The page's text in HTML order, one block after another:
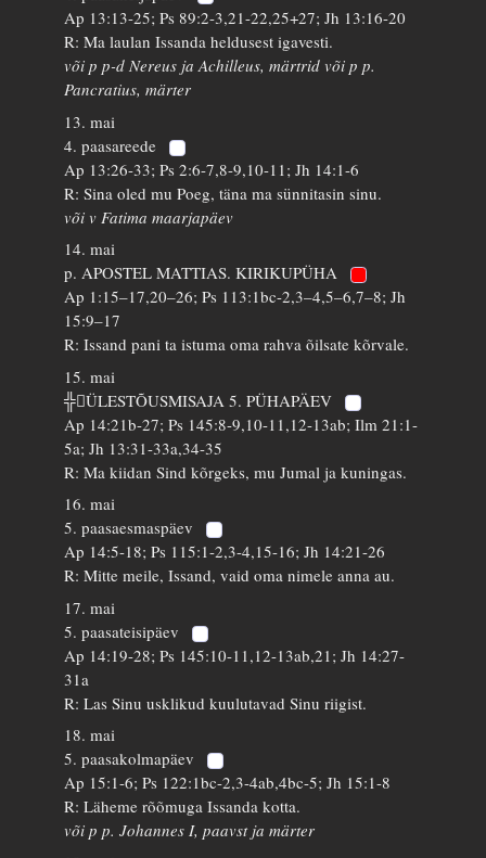
Ap 13:13-25; Ps 89:2-3,21-22,25+27; Jh 13:16-20
R: Ma laulan Issanda heldusest igavesti.
või p p-d Nereus ja Achilleus, märtrid või p p.
Pancratius, märter
13. mai
4. paasareede
Ap 13:26-33; Ps 2:6-7,8-9,10-11; Jh 14:1-6
R: Sina oled mu Poeg, täna ma sünnitasin sinu.
või v Fatima maarjapäev
14. mai
p. APOSTEL MATTIAS. KIRIKUPÜHA
Ap 1:15–17,20–26; Ps 113:1bc-2,3–4,5–6,7–8; Jh
15:9–17
R: Issand pani ta istuma oma rahva õilsate kõrvale.
15. mai
╬ÜLESTÕUSMISAJA 5. PÜHAPÄEV
Ap 14:21b-27; Ps 145:8-9,10-11,12-13ab; Ilm 21:1-
5a; Jh 13:31-33a,34-35
R: Ma kiidan Sind kõrgeks, mu Jumal ja kuningas.
16. mai
5. paasaesmaspäev
Ap 14:5-18; Ps 115:1-2,3-4,15-16; Jh 14:21-26
R: Mitte meile, Issand, vaid oma nimele anna au.
17. mai
5. paasateisipäev
Ap 14:19-28; Ps 145:10-11,12-13ab,21; Jh 14:27-
31a
R: Las Sinu usklikud kuulutavad Sinu riigist.
18. mai
5. paasakolmapäev
Ap 15:1-6; Ps 122:1bc-2,3-4ab,4bc-5; Jh 15:1-8
R: Läheme rõõmuga Issanda kotta.
või p p. Johannes I, paavst ja märter